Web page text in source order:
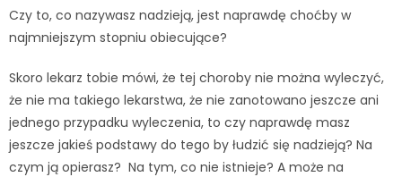
Czy to, co nazywasz nadzieją, jest naprawdę choćby w
najmniejszym stopniu obiecujące?
Skoro lekarz tobie mówi, że tej choroby nie można wyleczyć,
że nie ma takiego lekarstwa, że nie zanotowano jeszcze ani
jednego przypadku wyleczenia, to czy naprawdę masz
jeszcze jakieś podstawy do tego by łudzić się nadzieją? Na
czym ją opierasz? Na tym, co nie istnieje? A może na